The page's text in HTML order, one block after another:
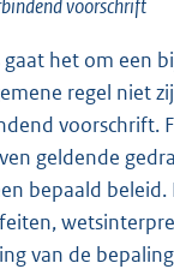
voorschrift
gaat het om een
regel niet
voorschrift.
geldende
bepaald beleid.
van de